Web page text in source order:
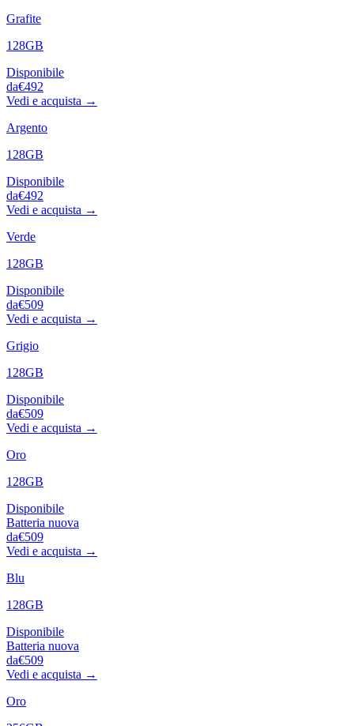
Grafite
128GB
Disponibile
da€492
Vedi e acquista →
Argento
128GB
Disponibile
da€492
Vedi e acquista →
Verde
128GB
Disponibile
da€509
Vedi e acquista →
Grigio
128GB
Disponibile
da€509
Vedi e acquista →
Oro
128GB
Disponibile
Batteria nuova
da€509
Vedi e acquista →
Blu
128GB
Disponibile
Batteria nuova
da€509
Vedi e acquista →
Oro